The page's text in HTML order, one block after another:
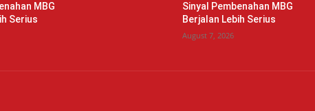
MBG
Serius
Sinyal Pembenahan MBG
Berjalan Lebih Serius
August 7, 2026